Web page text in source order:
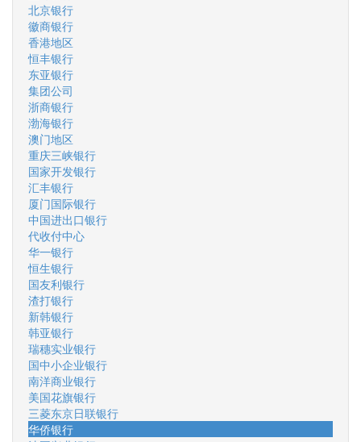
北京银行
徽商银行
香港地区
恒丰银行
东亚银行
集团公司
浙商银行
渤海银行
澳门地区
重庆三峡银行
国家开发银行
汇丰银行
厦门国际银行
中国进出口银行
代收付中心
华一银行
恒生银行
国友利银行
渣打银行
新韩银行
韩亚银行
瑞穗实业银行
国中小企业银行
南洋商业银行
美国花旗银行
三菱东京日联银行
华侨银行